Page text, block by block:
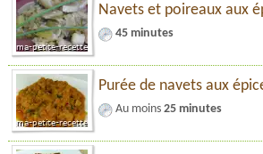
Navets et poireaux aux
45 minutes
Purée de navets aux
Au moins 25 minutes